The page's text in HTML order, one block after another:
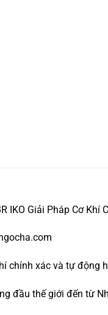
IKO Giải Pháp Cơ
chính xác và tự động
đầu thế giới đến từ